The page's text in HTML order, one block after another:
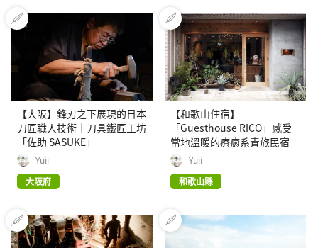
【大阪】鋒刃之下展現的日本
刀匠職人技術｜刀具鐵匠工坊
「佐助 SASUKE」
Yuji
大阪府
【和歌山住宿】
「Guesthouse RICO」感受
當地溫暖的療癒系青旅民宿
Yuji
和歌山縣